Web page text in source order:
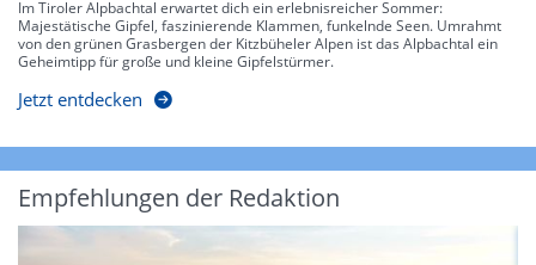
Im Tiroler Alpbachtal erwartet dich ein erlebnisreicher Sommer:
Majestätische Gipfel, faszinierende Klammen, funkelnde Seen. Umrahmt
von den grünen Grasbergen der Kitzbüheler Alpen ist das Alpbachtal ein
Geheimtipp für große und kleine Gipfelstürmer.
Jetzt entdecken
Empfehlungen der Redaktion